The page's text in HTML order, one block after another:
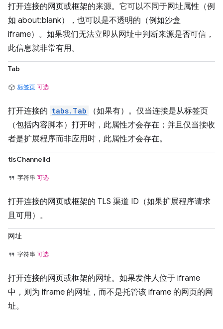
打开连接的网页或框架的来源。它可以不同于网址属性（例
如 about:blank），也可以是不透明的（例如沙盒
iframe）。如果我们无法立即从网址中判断来源是否可信，
此信息就非常有用。
Tab
标签页 可选
打开连接的 tabs.Tab
（如果有）。仅当连接是从标签页
（包括内容脚本）打开时，此属性才会存在；并且仅当接收
者是扩展程序而非应用时，此属性才会存在。
tlsChannelId
字符串 可选
打开连接的网页或框架的 TLS 渠道 ID（如果扩展程序请求
且可用）。
网址
字符串 可选
打开连接的网页或框架的网址。如果发件人位于 iframe
中，则为 iframe 的网址，而不是托管该 iframe 的网页的网
址。